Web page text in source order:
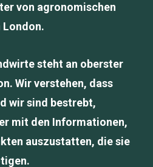
von agronomischen
steht an oberster
Wir verstehen, dass
wir sind bestrebt,
mit den Informationen,
auszustatten, die sie